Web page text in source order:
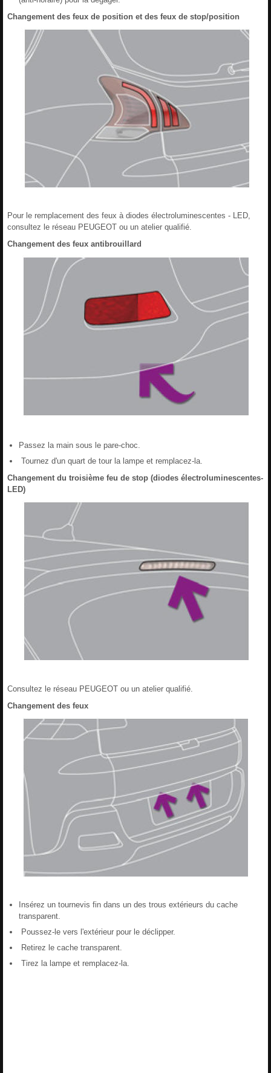
Changement des feux de position et des feux de stop/position
Pour le remplacement des feux à diodes électroluminescentes - LED,
consultez le réseau PEUGEOT ou un atelier qualifié.
Changement des feux antibrouillard
Passez la main sous le pare-choc.
Tournez d'un quart de tour la lampe et remplacez-la.
Changement du troisième feu de stop (diodes électroluminescentes-
LED)
Consultez le réseau PEUGEOT ou un atelier qualifié.
Changement des feux
Insérez un tournevis fin dans un des trous extérieurs du cache
transparent.
Poussez-le vers l'extérieur pour le déclipper.
Retirez le cache transparent.
Tirez la lampe et remplacez-la.